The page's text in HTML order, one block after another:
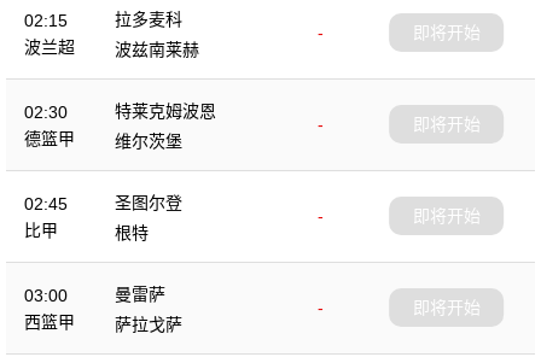
02:15
波兰超
拉多麦科
-
波兹南莱赫
即将开始
02:30
德篮甲
特莱克姆波恩
-
维尔茨堡
即将开始
02:45
比甲
圣图尔登
-
根特
即将开始
03:00
西篮甲
曼雷萨
-
萨拉戈萨
即将开始